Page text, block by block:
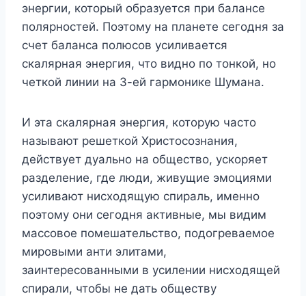
энергии, который образуется при балансе
полярностей. Поэтому на планете сегодня за
счет баланса полюсов усиливается
скалярная энергия, что видно по тонкой, но
четкой линии на 3-ей гармонике Шумана.
И эта скалярная энергия, которую часто
называют решеткой Христосознания,
действует дуально на общество, ускоряет
разделение, где люди, живущие эмоциями
усиливают нисходящую спираль, именно
поэтому они сегодня активные, мы видим
массовое помешательство, подогреваемое
мировыми анти элитами,
заинтересованными в усилении нисходящей
спирали, чтобы не дать обществу